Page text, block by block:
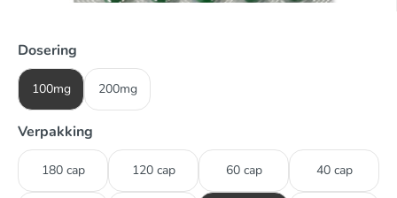
Dosering
100mg 200mg
Verpakking
180 cap 120 cap 60 cap 40 cap